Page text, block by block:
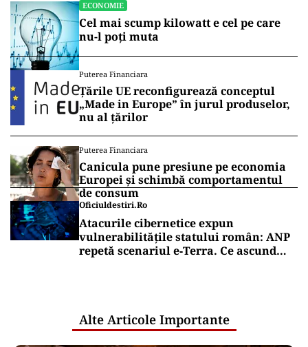
ECONOMIE
Cel mai scump kilowatt e cel pe care
nu-l poți muta
Puterea Financiara
Țările UE reconfigurează conceptul
„Made in Europe” în jurul produselor,
nu al țărilor
Puterea Financiara
Canicula pune presiune pe economia
Europei și schimbă comportamentul
de consum
Oficiuldestiri.ro
Atacurile cibernetice expun
vulnerabilitățile statului român: ANP
repetă scenariul e‑Terra. Ce ascund
Alte Articole Importante